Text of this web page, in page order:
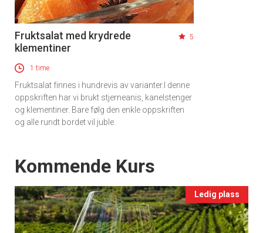
Fruktsalat med krydrede
klementiner
5
1 time
Fruktsalat finnes i hundrevis av varianter.I denne
oppskriften har vi brukt stjerneanis, kanelstenger
og klementiner. Bare følg den enkle oppskriften
og alle rundt bordet vil juble.
Events
Kommende Kurs
Ledig plass